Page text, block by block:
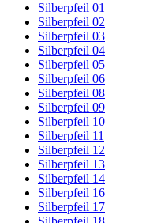
Silberpfeil 01
Silberpfeil 02
Silberpfeil 03
Silberpfeil 04
Silberpfeil 05
Silberpfeil 06
Silberpfeil 08
Silberpfeil 09
Silberpfeil 10
Silberpfeil 11
Silberpfeil 12
Silberpfeil 13
Silberpfeil 14
Silberpfeil 16
Silberpfeil 17